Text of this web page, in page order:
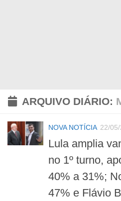
ARQUIVO DIÁRIO:
NOVA NOTÍCIA 22/
Lula amplia
no 1º turno,
40% a 31%;
47% e Flávio